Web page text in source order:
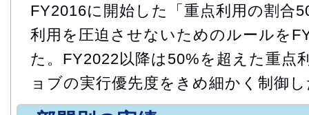
FY2016に開始した「重点利用の割合
利用を圧迫させないためのルールを
た。FY2022以降は50%を超えた重点
ョブの実行優先度をきめ細かく制御